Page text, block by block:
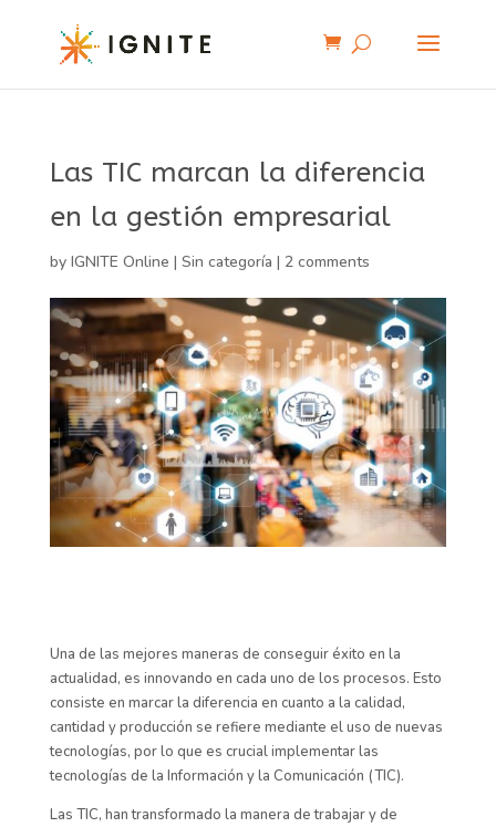
Las TIC marcan la diferencia
en la gestión empresarial
by IGNITE Online | Sin categoría | 2 comments
Una de las mejores maneras de conseguir éxito en la
actualidad, es innovando en cada uno de los procesos. Esto
consiste en marcar la diferencia en cuanto a la calidad,
cantidad y producción se refiere mediante el uso de nuevas
tecnologías, por lo que es crucial implementar las
tecnologías de la Información y la Comunicación (TIC).
Las TIC, han transformado la manera de trabajar y de